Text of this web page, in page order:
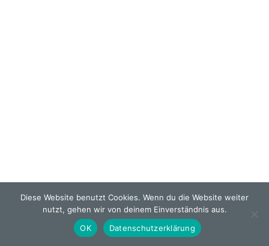
Diese Website benutzt Cookies. Wenn du die Website weiter
nutzt, gehen wir von deinem Einverständnis aus.
OK
Datenschutzerklärung